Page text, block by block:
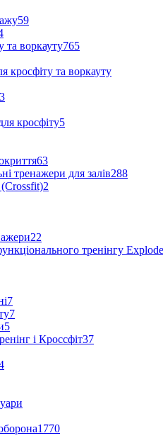
59
та воркауту765
кросфіту та воркауту
кросфіту5
63
тренажери для залів288
2
22
тренінгу Explode
7
7
5
і Кроссфіт37
1770